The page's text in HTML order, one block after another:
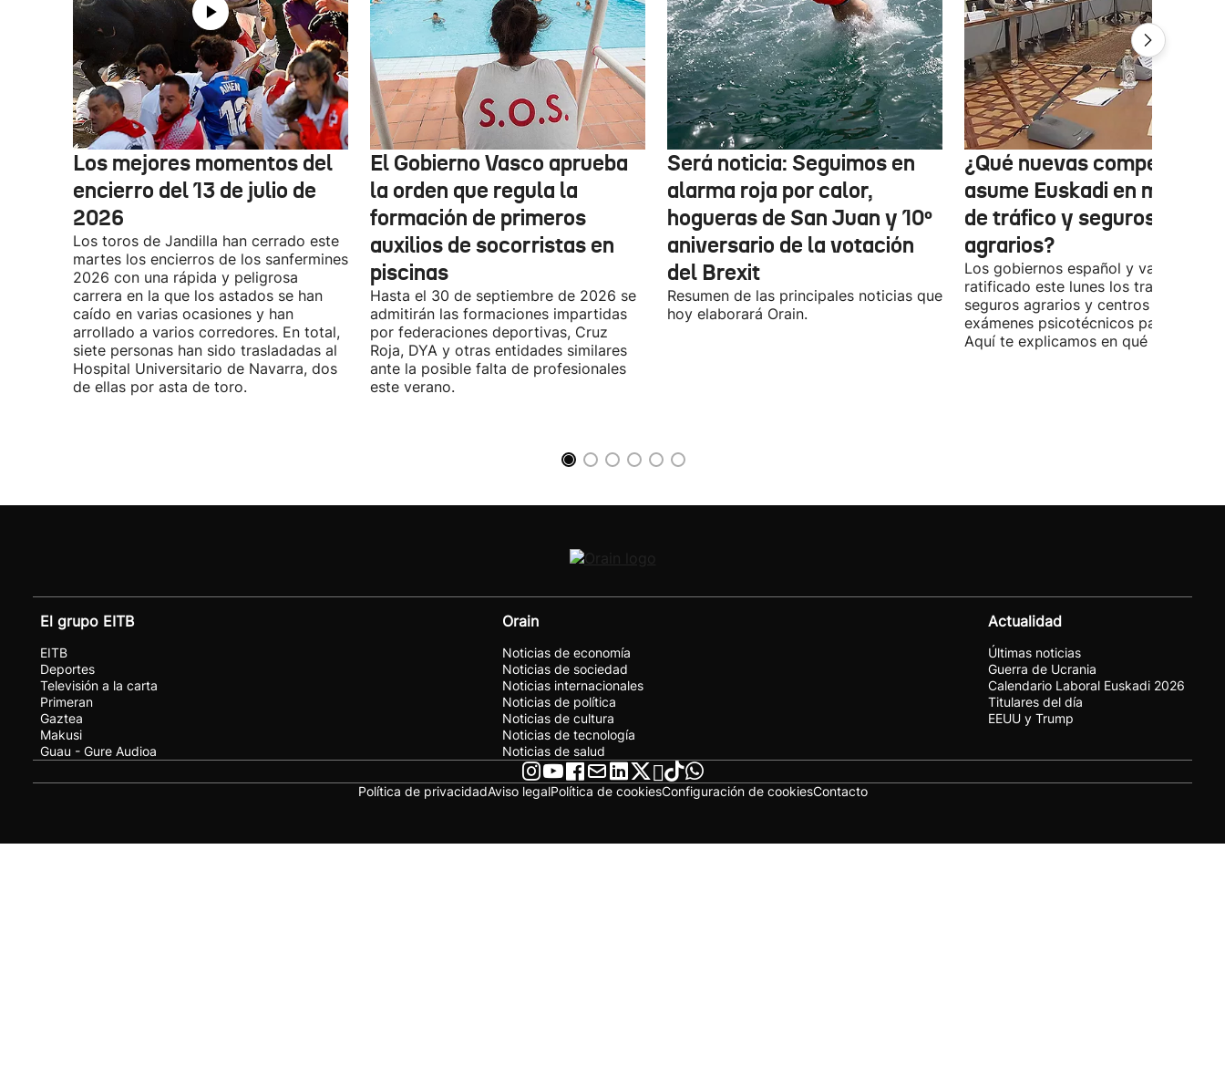
Los mejores momentos del
encierro del 13 de julio de
2026
Los toros de Jandilla han cerrado este
martes los encierros de los sanfermines
2026 con una rápida y peligrosa
carrera en la que los astados se han
caído en varias ocasiones y han
arrollado a varios corredores. En total,
siete personas han sido trasladadas al
Hospital Universitario de Navarra, dos
de ellas por asta de toro.
El Gobierno Vasco aprueba
la orden que regula la
formación de primeros
auxilios de socorristas en
piscinas
Hasta el 30 de septiembre de 2026 se
admitirán las formaciones impartidas
por federaciones deportivas, Cruz
Roja, DYA y otras entidades similares
ante la posible falta de profesionales
este verano.
Será noticia: Seguimos en
alarma roja por calor,
hogueras de San Juan y 10º
aniversario de la votación
del Brexit
Resumen de las principales noticias que
hoy elaborará Orain.
¿Qué nuevas
asume Euskadi en materia
de tráfico y seguros
agrarios?
Los gobiernos español y vasco han
ratificado este lunes los traspasos de
seguros agrarios y centros de
exámenes psicotécnicos para
Aquí te explicamos en qué consisten.
El grupo EITB
EITB
Deportes
Televisión a la carta
Primeran
Gaztea
Makusi
Guau - Gure Audioa
Orain
Noticias de economía
Noticias de sociedad
Noticias internacionales
Noticias de política
Noticias de cultura
Noticias de tecnología
Noticias de salud
Actualidad
Últimas noticias
Guerra de Ucrania
Calendario Laboral Euskadi 2026
Titulares del día
EEUU y Trump
Política de privacidadAviso legalPolítica de cookiesConfiguración de cookiesContacto